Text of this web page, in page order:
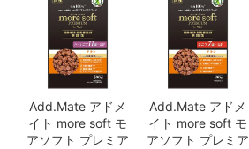
Add.Mate アドメ
イト more soft モ
アソフト プレミア
Add.Mate アドメ
イト more soft モ
アソフト プレミア